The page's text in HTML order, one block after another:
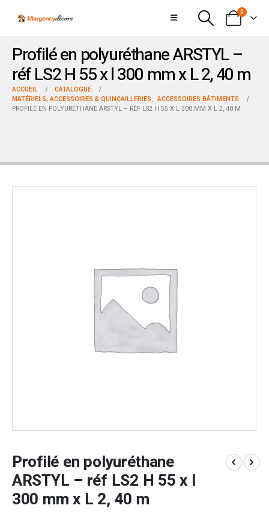
0
Profilé en polyuréthane ARSTYL –
réf LS2 H 55 x l 300 mm x L 2, 40 m
ACCUEIL
CATALOGUE
MATÉRIELS, ACCESSOIRES & QUINCAILLERIES, ACCESSOIRES BÂTIMENTS
PROFILÉ EN POLYURÉTHANE ARSTYL – RÉF LS2 H 55 X L 300 MM X L 2, 40 M
Profilé en polyuréthane
ARSTYL – réf LS2 H 55 x l
300 mm x L 2, 40 m